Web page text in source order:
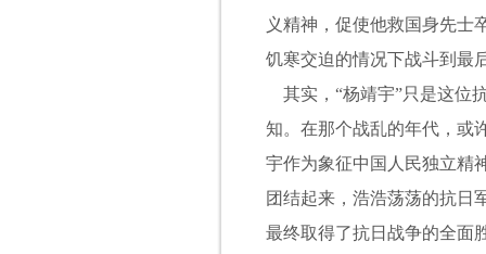
义精神，促使他救国身先士
饥寒交迫的情况下战斗到最
其实，“杨靖宇”只是这位
知。在那个战乱的年代，或
宇作为象征中国人民独立精
团结起来，浩浩荡荡的抗日
最终取得了抗日战争的全面